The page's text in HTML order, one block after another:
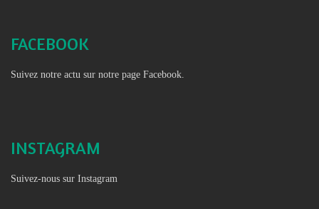
FACEBOOK
Suivez notre actu sur notre page Facebook.
INSTAGRAM
Suivez-nous sur Instagram